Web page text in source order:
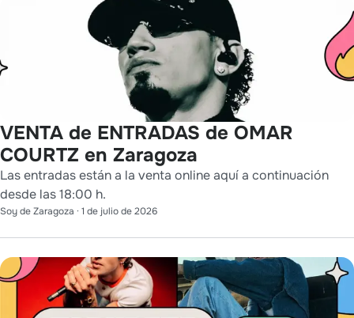
VENTA de ENTRADAS de OMAR
COURTZ en Zaragoza
Las entradas están a la venta online aquí a continuación
desde las 18:00 h.
Soy de Zaragoza · 1 de julio de 2026